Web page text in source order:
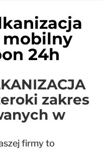
mobilny
24h
zakres
w
firmy to